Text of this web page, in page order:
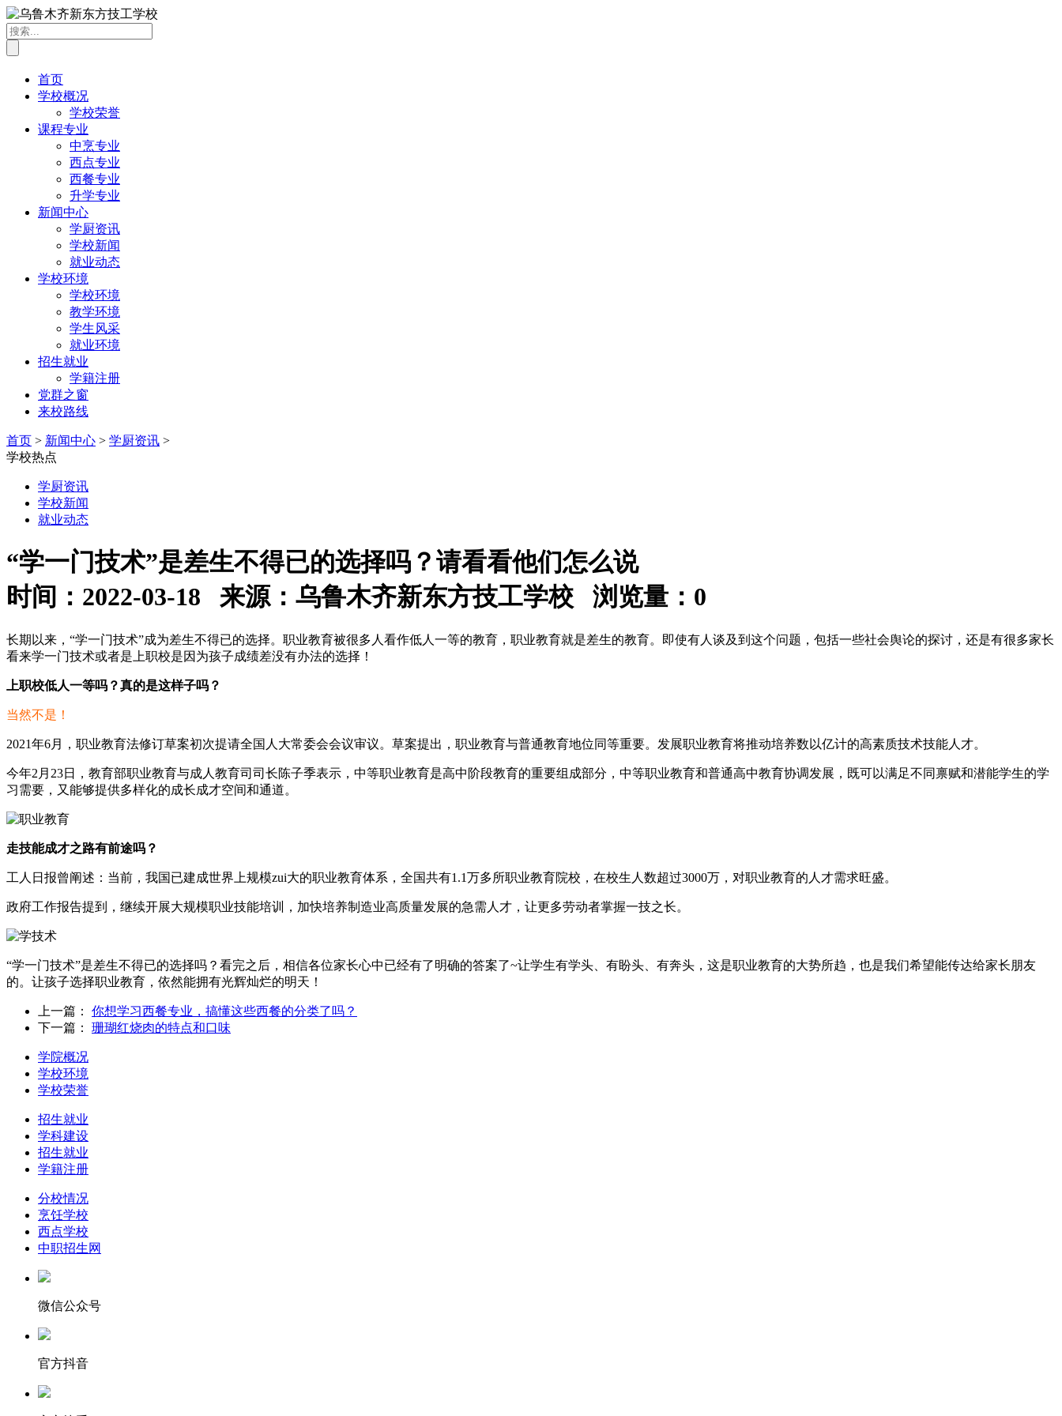
首页
学校概况
学校荣誉
课程专业
中烹专业
西点专业
西餐专业
升学专业
新闻中心
学厨资讯
学校新闻
就业动态
学校环境
学校环境
教学环境
学生风采
就业环境
招生就业
学籍注册
党群之窗
来校路线
首页 > 新闻中心 > 学厨资讯 >
学校热点
学厨资讯
学校新闻
就业动态
“学一门技术”是差生不得已的选择吗？请看看他们怎么说
时间：2022-03-18 来源：乌鲁木齐新东方技工学校 浏览量： 0
长期以来，“学一门技术”成为差生不得已的选择。职业教育被很多人看作低人一等的教育，职业教育就是差生的教育。即使有人谈及到这个问题，包括一些社会舆论的探讨，还是有很多家长
看来学一门技术或者是上职校是因为孩子成绩差没有办法的选择！
上职校低人一等吗？真的是这样子吗？
当然不是！
2021年6月，职业教育法修订草案初次提请全国人大常委会会议审议。草案提出，职业教育与普通教育地位同等重要。发展职业教育将推动培养数以亿计的高素质技术技能人才。
今年2月23日，教育部职业教育与成人教育司司长陈子季表示，中等职业教育是高中阶段教育的重要组成部分，中等职业教育和普通高中教育协调发展，既可以满足不同禀赋和潜能学生的学
习需要，又能够提供多样化的成长成才空间和通道。
走技能成才之路有前途吗？
工人日报曾阐述：当前，我国已建成世界上规模zui大的职业教育体系，全国共有1.1万多所职业教育院校，在校生人数超过3000万，对职业教育的人才需求旺盛。
政府工作报告提到，继续开展大规模职业技能培训，加快培养制造业高质量发展的急需人才，让更多劳动者掌握一技之长。
“学一门技术”是差生不得已的选择吗？看完之后，相信各位家长心中已经有了明确的答案了~让学生有学头、有盼头、有奔头，这是职业教育的大势所趋，也是我们希望能传达给家长朋友
的。让孩子选择职业教育，依然能拥有光辉灿烂的明天！
上一篇： 你想学习西餐专业，搞懂这些西餐的分类了吗？
下一篇： 珊瑚红烧肉的特点和口味
学院概况
学校环境
学校荣誉
招生就业
学科建设
招生就业
学籍注册
分校情况
烹饪学校
西点学校
中职招生网
微信公众号
官方抖音